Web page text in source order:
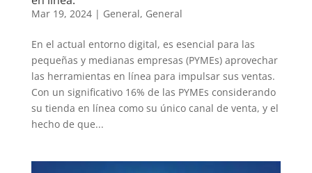
Mar 19, 2024| General, General
En el actual entorno digital, es esencial para las
pequeñas y medianas empresas (PYMEs) aprovechar
las herramientas en línea para impulsar sus ventas.
Con un significativo 16% de las PYMEs considerando
su tienda en línea como su único canal de venta, y el
hecho de que...